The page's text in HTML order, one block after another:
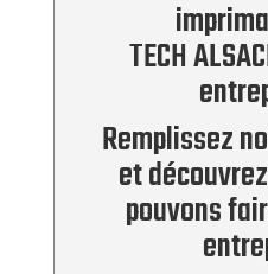
TECH
Remplissez
et
pouvons